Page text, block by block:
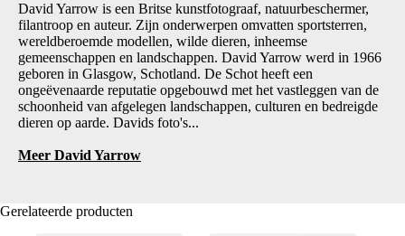
David Yarrow is een Britse kunstfotograaf, natuurbeschermer,
filantroop en auteur. Zijn onderwerpen omvatten sportsterren,
wereldberoemde modellen, wilde dieren, inheemse
gemeenschappen en landschappen. David Yarrow werd in 1966
geboren in Glasgow, Schotland. De Schot heeft een
ongeëvenaarde reputatie opgebouwd met het vastleggen van de
schoonheid van afgelegen landschappen, culturen en bedreigde
dieren op aarde. Davids foto's...
Meer David Yarrow
Gerelateerde producten